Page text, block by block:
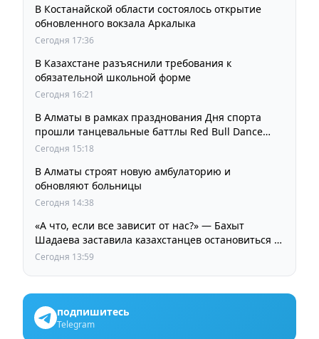
В Костанайской области состоялось открытие
обновленного вокзала Аркалыка
Сегодня 17:36
В Казахстане разъяснили требования к
обязательной школьной форме
Сегодня 16:21
В Алматы в рамках празднования Дня спорта
прошли танцевальные баттлы Red Bull Dance
Your Style
Сегодня 15:18
В Алматы строят новую амбулаторию и
обновляют больницы
Сегодня 14:38
«А что, если все зависит от нас?» — Бахыт
Шадаева заставила казахстанцев остановиться и
задуматься
Сегодня 13:59
подпишитесь
Telegram